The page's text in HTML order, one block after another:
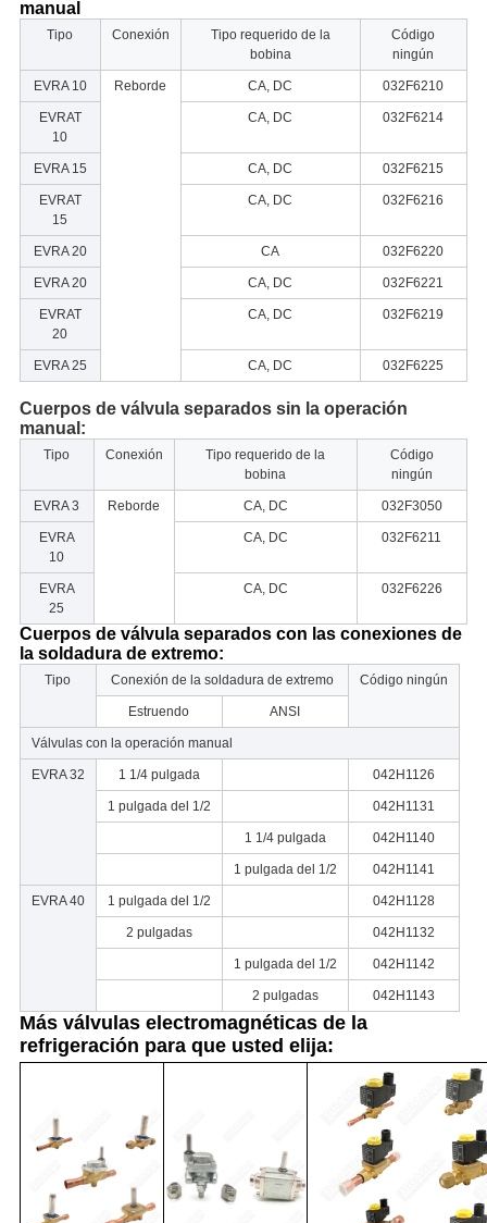
manual
Tipo Conexión
Tipo requerido de la
bobina
Código
ningún
EVRA 10 Reborde CA, DC 032F6210
EVRAT
10
CA, DC 032F6214
EVRA 15 CA, DC 032F6215
EVRAT
15
CA, DC 032F6216
EVRA 20 CA 032F6220
EVRA 20 CA, DC 032F6221
EVRAT
20
CA, DC 032F6219
EVRA 25 CA, DC 032F6225
Cuerpos de válvula separados sin la operación
manual:
Tipo Conexión
Tipo requerido de la
bobina
Código
ningún
EVRA 3 Reborde CA, DC 032F3050
EVRA
10
CA, DC 032F6211
EVRA
25
CA, DC 032F6226
Cuerpos de válvula separados con las conexiones de
la soldadura de extremo:
Tipo Conexión de la soldadura de extremo Código ningún
Estruendo ANSI
Válvulas con la operación manual
EVRA 32 1 1/4 pulgada 042H1126
1 pulgada del 1/2 042H1131
1 1/4 pulgada 042H1140
1 pulgada del 1/2 042H1141
EVRA 40 1 pulgada del 1/2 042H1128
2 pulgadas 042H1132
1 pulgada del 1/2 042H1142
2 pulgadas 042H1143
Más válvulas electromagnéticas de la
refrigeración para que usted elija: